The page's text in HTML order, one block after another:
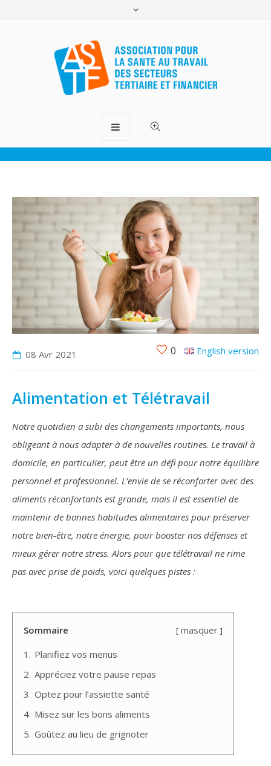
Alimentation et Télétravail
08 Avr 2021 0 English version
Alimentation et Télétravail
Notre quotidien a subi des changements importants, nous
obligeant à nous adapter à de nouvelles routines. Le travail à
domicile, en particulier, peut être un défi pour notre équilibre
personnel et professionnel. L’envie de se réconforter avec des
aliments réconfortants est grande, mais il est essentiel de
maintenir de bonnes habitudes alimentaires pour préserver
notre bien-être, notre énergie, pour booster nos défenses et
mieux gérer notre stress. Alors pour que télétravail ne rime
pas avec prise de poids, voici quelques pistes :
Sommaire
masquer
1. Planifiez vos menus
2. Appréciez votre pause repas
3. Optez pour l’assiette santé
4. Misez sur les bons aliments
5. Goûtez au lieu de grignoter